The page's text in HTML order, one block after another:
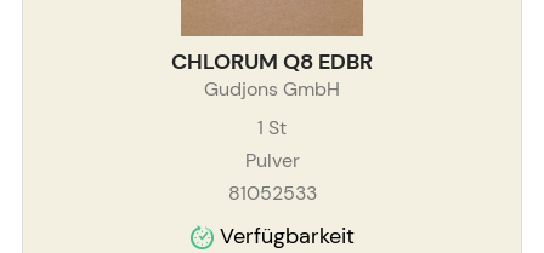
CHLORUM Q8 EDBR
Gudjons GmbH
1 St
Pulver
81052533
Verfügbarkeit